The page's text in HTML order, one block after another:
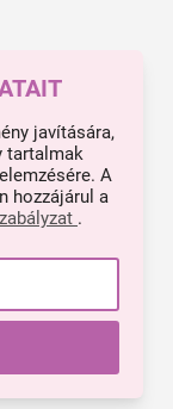
t.
javítására,
tartalmak
A
hozzájárul a
.